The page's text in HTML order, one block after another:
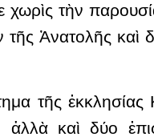
χωρὶς τὴν
Ἀνατολῆς καὶ
τῆς
καὶ δύο